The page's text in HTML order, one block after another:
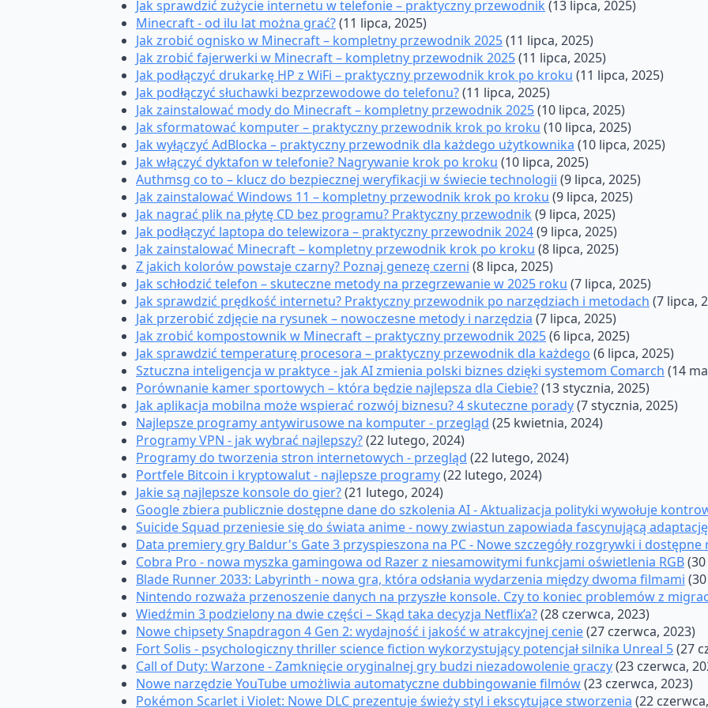
Jak sprawdzić zużycie internetu w telefonie – praktyczny przewodnik (13 lipca, 2025)
Minecraft - od ilu lat można grać?(11 lipca, 2025)
Jak zrobić ognisko w Minecraft – kompletny przewodnik 2025(11 lipca, 2025)
Jak zrobić fajerwerki w Minecraft – kompletny przewodnik 2025(11 lipca, 2025)
Jak podłączyć drukarkę HP z WiFi – praktyczny przewodnik krok po kroku (11 lipca, 2025)
Jak podłączyć słuchawki bezprzewodowe do telefonu?(11 lipca, 2025)
Jak zainstalować mody do Minecraft – kompletny przewodnik 2025(10 lipca, 2025)
Jak sformatować komputer – praktyczny przewodnik krok po kroku (10 lipca, 2025)
Jak wyłączyć AdBlocka – praktyczny przewodnik dla każdego użytkownika (10 lipca, 2025)
Jak włączyć dyktafon w telefonie? Nagrywanie krok po kroku (10 lipca, 2025)
Authmsg co to – klucz do bezpiecznej weryfikacji w świecie technologii (9 lipca, 2025)
Jak zainstalować Windows 11 – kompletny przewodnik krok po kroku (9 lipca, 2025)
Jak nagrać plik na płytę CD bez programu? Praktyczny przewodnik (9 lipca, 2025)
Jak podłączyć laptopa do telewizora – praktyczny przewodnik 2024(9 lipca, 2025)
Jak zainstalować Minecraft – kompletny przewodnik krok po kroku (8 lipca, 2025)
Z jakich kolorów powstaje czarny? Poznaj genezę czerni (8 lipca, 2025)
Jak schłodzić telefon – skuteczne metody na przegrzewanie w 2025 roku (7 lipca, 2025)
Jak sprawdzić prędkość internetu? Praktyczny przewodnik po narzędziach i metodach (7 lipca,
Jak przerobić zdjęcie na rysunek – nowoczesne metody i narzędzia (7 lipca, 2025)
Jak zrobić kompostownik w Minecraft – praktyczny przewodnik 2025(6 lipca, 2025)
Jak sprawdzić temperaturę procesora – praktyczny przewodnik dla każdego (6 lipca, 2025)
Sztuczna inteligencja w praktyce - jak AI zmienia polski biznes dzięki systemom Comarch (14
Porównanie kamer sportowych – która będzie najlepsza dla Ciebie?(13 stycznia, 2025)
Jak aplikacja mobilna może wspierać rozwój biznesu? 4 skuteczne porady(7 stycznia, 2025)
Najlepsze programy antywirusowe na komputer - przegląd (25 kwietnia, 2024)
Programy VPN - jak wybrać najlepszy?(22 lutego, 2024)
Programy do tworzenia stron internetowych - przegląd (22 lutego, 2024)
Portfele Bitcoin i kryptowalut - najlepsze programy(22 lutego, 2024)
Jakie są najlepsze konsole do gier?(21 lutego, 2024)
Google zbiera publicznie dostępne dane do szkolenia AI - Aktualizacja polityki wywołuje
Suicide Squad przeniesie się do świata anime - nowy zwiastun zapowiada fascynującą adaptację
Data premiery gry Baldur's Gate 3 przyspieszona na PC - Nowe szczegóły rozgrywki i dostępne
Cobra Pro - nowa myszka gamingowa od Razer z niesamowitymi funkcjami oświetlenia RGB
Blade Runner 2033: Labyrinth - nowa gra, która odsłania wydarzenia między dwoma filmami
Nintendo rozważa przenoszenie danych na przyszłe konsole. Czy to koniec problemów z
Wiedźmin 3 podzielony na dwie części – Skąd taka decyzja Netflix’a?(28 czerwca, 2023)
Nowe chipsety Snapdragon 4 Gen 2: wydajność i jakość w atrakcyjnej cenie(27 czerwca, 2023)
Fort Solis - psychologiczny thriller science fiction wykorzystujący potencjał silnika Unreal 5(27
Call of Duty: Warzone - Zamknięcie oryginalnej gry budzi niezadowolenie graczy(23 czerwca,
Nowe narzędzie YouTube umożliwia automatyczne dubbingowanie filmów(23 czerwca, 2023)
Pokémon Scarlet i Violet: Nowe DLC prezentuje świeży styl i ekscytujące stworzenia (22